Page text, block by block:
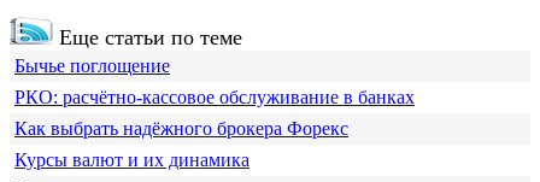
Еще статьи по теме
Бычье поглощение
РКО: расчётно-кассовое обслуживание в банках
Как выбрать надёжного брокера Форекс
Курсы валют и их динамика